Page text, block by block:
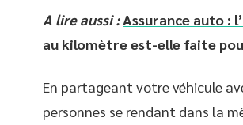
A lire aussi :Assurance auto :
au kilomètre est-elle faite
En partageant votre véhicule
personnes se rendant dans la